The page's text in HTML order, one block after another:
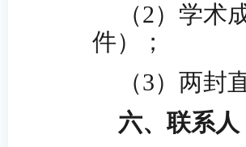
（2）学术
件）；
（3）两封
六、联系人